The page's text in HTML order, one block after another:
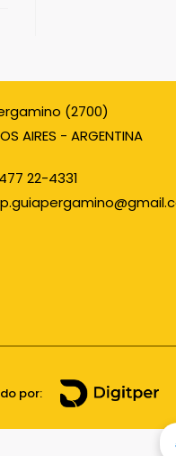
(2700)
AIRES - ARGENTINA
22-4331
por: